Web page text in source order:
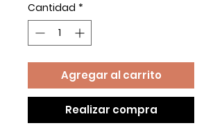
Cantidad *
Agregar al carrito
Realizar compra